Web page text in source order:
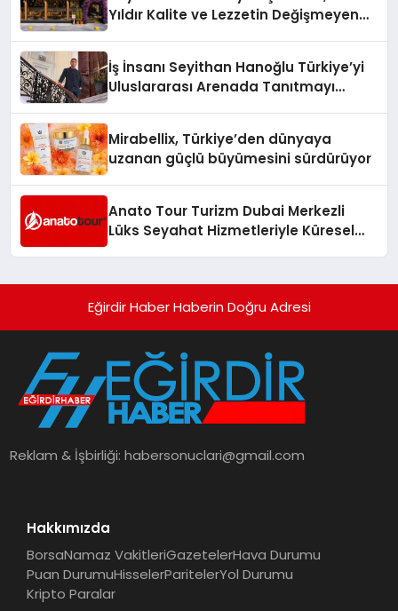
Yıldır Kalite ve Lezzetin Değişmeyen
İş İnsanı Seyithan Hanoğlu Türkiye’yi
Uluslararası Arenada Tanıtmayı
Mirabellix, Türkiye’den dünyaya
uzanan güçlü büyümesini sürdürüyor
Anato Tour Turizm Dubai Merkezli
Lüks Seyahat Hizmetleriyle Küresel
Eğirdir Haber Haberin Doğru Adresi
Reklam & İşbirliği:habersonuclari@gmail.com
Hakkımızda
BorsaNamaz VakitleriGazetelerHava Durumu
Puan DurumuHisselerParitelerYol Durumu
Kripto Paralar